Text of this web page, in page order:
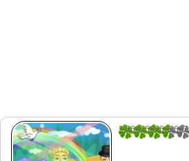
2.6666666666667